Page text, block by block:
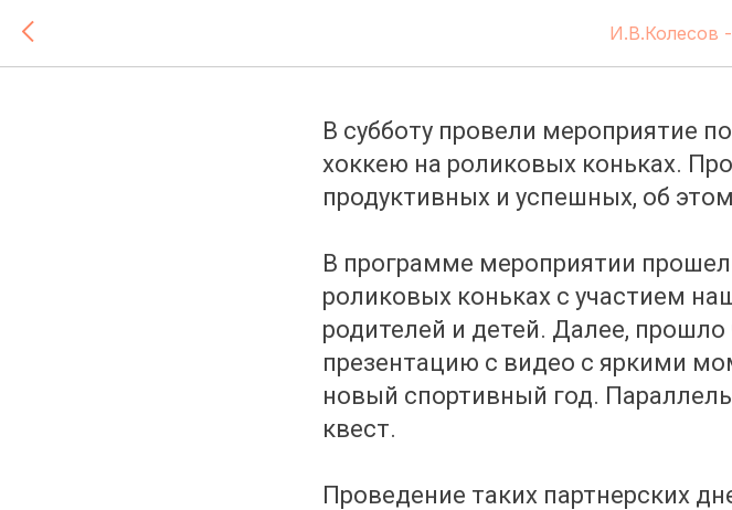
И.В.Колесов
Закрыли сезон по
В субботу провели мероприятие
хоккею на роликовых коньках.
продуктивных и успешных, об
В программе мероприятии
роликовых коньках с участием
родителей и детей. Далее, прошло
презентацию с видео с яркими
новый спортивный год.
квест.
Проведение таких партнерских